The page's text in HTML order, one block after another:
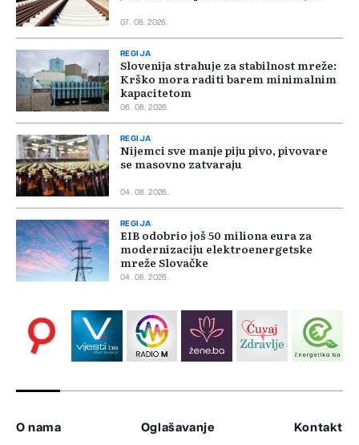
07. 08. 2026.
REGIJA
Slovenija strahuje za stabilnost mreže:
Krško mora raditi barem minimalnim
kapacitetom
06. 08. 2026.
REGIJA
Nijemci sve manje piju pivo, pivovare
se masovno zatvaraju
04. 08. 2026.
REGIJA
EIB odobrio još 50 miliona eura za
modernizaciju elektroenergetske
mreže Slovačke
04. 08. 2026.
O nama Oglašavanje Kontakt